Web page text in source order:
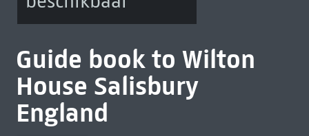
Guide book to Wilton
House Salisbury
England